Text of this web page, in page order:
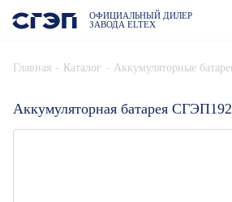
ОФИЦИАЛЬНЫЙ ДИЛЕР
ЗАВОДА ELTEX
Главная - Каталог - Аккумуляторные
Аккумуляторная батарея